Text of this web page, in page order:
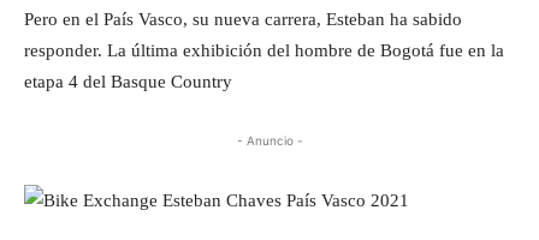
Pero en el País Vasco, su nueva carrera, Esteban ha sabido
responder. La última exhibición del hombre de Bogotá fue en la
etapa 4 del Basque Country
- Anuncio -